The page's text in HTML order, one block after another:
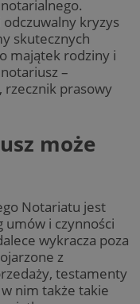
kryzys
skutecznych
majątek rodziny i
–
rzecznik prasowy
może
Notariatu jest
umów i czynności
wykracza poza
z
testamenty
nim także takie